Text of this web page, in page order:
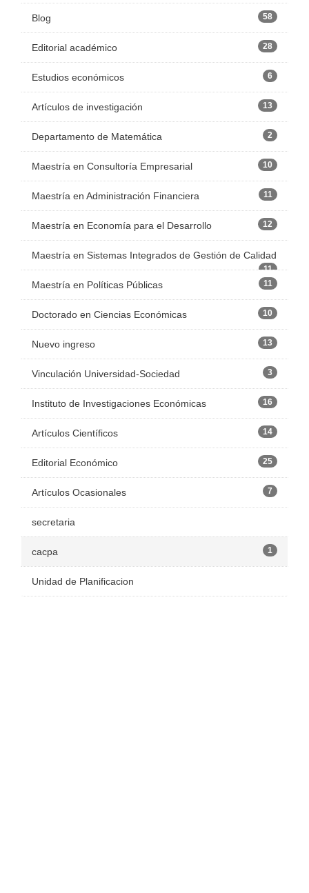
Blog 58
Editorial académico 28
Estudios económicos 6
Artículos de investigación 13
Departamento de Matemática 2
Maestría en Consultoría Empresarial 10
Maestría en Administración Financiera 11
Maestría en Economía para el Desarrollo 12
Maestría en Sistemas Integrados de Gestión de Calidad
11
Maestría en Políticas Públicas 11
Doctorado en Ciencias Económicas 10
Nuevo ingreso 13
Vinculación Universidad-Sociedad 3
Instituto de Investigaciones Económicas 16
Artículos Científicos 14
Editorial Económico 25
Artículos Ocasionales 7
secretaria
cacpa 1
Unidad de Planificacion